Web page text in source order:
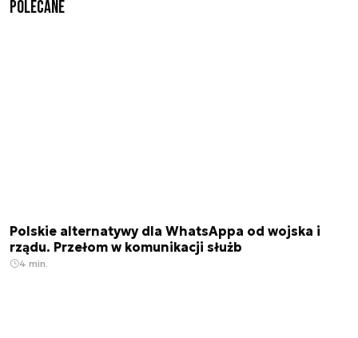
Polecane
Polskie alternatywy dla WhatsAppa od wojska i
rządu. Przełom w komunikacji służb
4 min.